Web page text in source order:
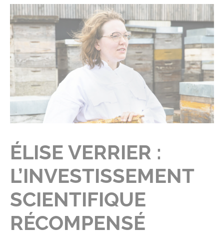
ÉLISE VERRIER :
L’INVESTISSEMENT
SCIENTIFIQUE
RÉCOMPENSÉ